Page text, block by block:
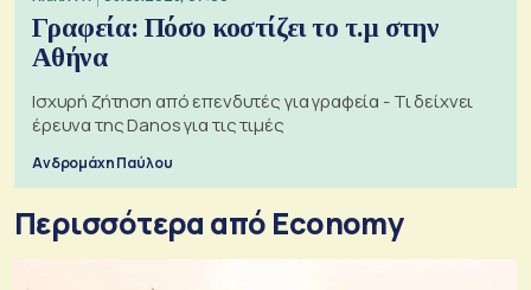
Γραφεία: Πόσο κοστίζει το τ.μ στην
Αθήνα
Ισχυρή ζήτηση από επενδυτές για γραφεία - Τι δείχνει
έρευνα της Danos για τις τιμές
Ανδρομάχη Παύλου
Περισσότερα από Economy